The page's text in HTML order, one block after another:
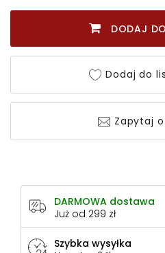
DODAJ
Dodaj do
Zapytaj
DARMOWA dostawa
Już od 299 zł
Szybka wysyłka